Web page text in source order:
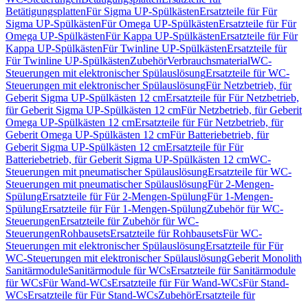
BetätigungsplattenFür Sigma UP-SpülkästenErsatzteile für Für
Sigma UP-SpülkästenFür Omega UP-SpülkästenErsatzteile für Für
Omega UP-SpülkästenFür Kappa UP-SpülkästenErsatzteile für Für
Kappa UP-SpülkästenFür Twinline UP-SpülkästenErsatzteile für
Für Twinline UP-SpülkästenZubehörVerbrauchsmaterialWC-
Steuerungen mit elektronischer SpülauslösungErsatzteile für WC-
Steuerungen mit elektronischer SpülauslösungFür Netzbetrieb, für
Geberit Sigma UP-Spülkästen 12 cmErsatzteile für Für Netzbetrieb,
für Geberit Sigma UP-Spülkästen 12 cmFür Netzbetrieb, für Geberit
Omega UP-Spülkästen 12 cmErsatzteile für Für Netzbetrieb, für
Geberit Omega UP-Spülkästen 12 cmFür Batteriebetrieb, für
Geberit Sigma UP-Spülkästen 12 cmErsatzteile für Für
Batteriebetrieb, für Geberit Sigma UP-Spülkästen 12 cmWC-
Steuerungen mit pneumatischer SpülauslösungErsatzteile für WC-
Steuerungen mit pneumatischer SpülauslösungFür 2-Mengen-
SpülungErsatzteile für Für 2-Mengen-SpülungFür 1-Mengen-
SpülungErsatzteile für Für 1-Mengen-SpülungZubehör für WC-
SteuerungenErsatzteile für Zubehör für WC-
SteuerungenRohbausetsErsatzteile für RohbausetsFür WC-
Steuerungen mit elektronischer SpülauslösungErsatzteile für Für
WC-Steuerungen mit elektronischer SpülauslösungGeberit Monolith
SanitärmoduleSanitärmodule für WCsErsatzteile für Sanitärmodule
für WCsFür Wand-WCsErsatzteile für Für Wand-WCsFür Stand-
WCsErsatzteile für Für Stand-WCsZubehörErsatzteile für